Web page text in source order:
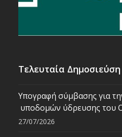
Τελευταία Δημοσιεύση
Υπογραφή σύμβασης για
υποδομών ύδρευσης του
27/07/2026